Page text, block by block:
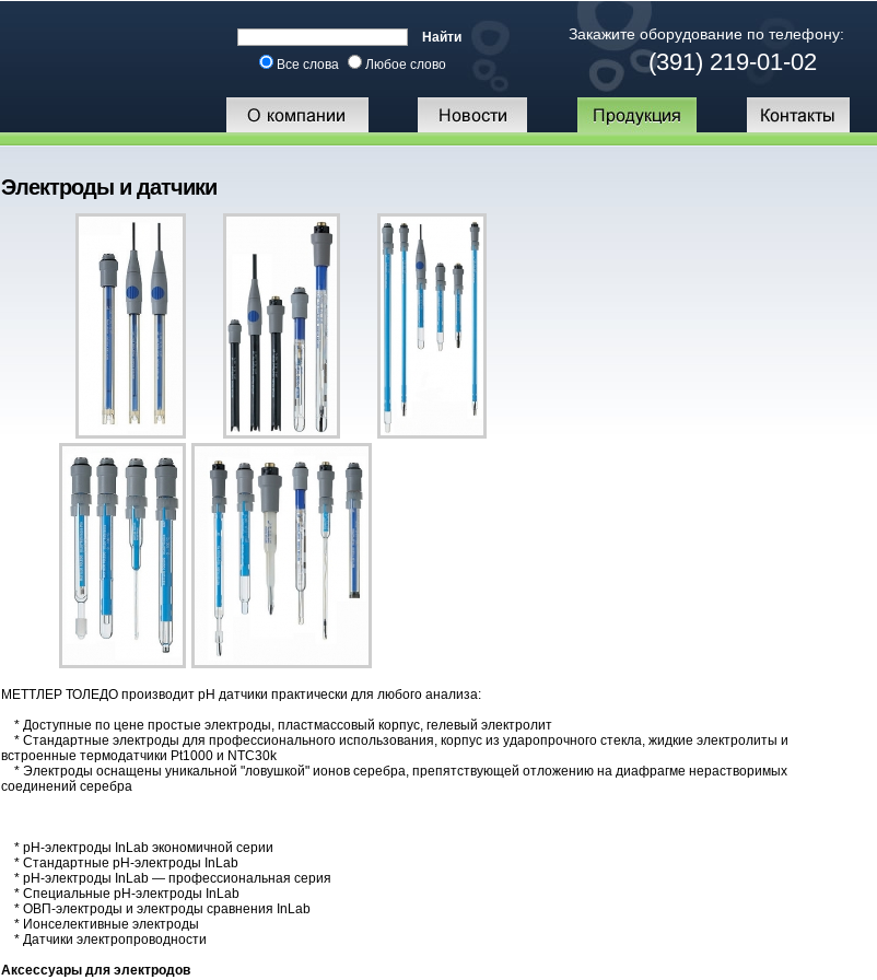
Все слова Любое слово
Закажите оборудование по телефону:
(391) 219-01-02
Электроды и датчики
МЕТТЛЕР ТОЛЕДО производит pH датчики практически для любого анализа:
* Доступные по цене простые электроды, пластмассовый корпус, гелевый электролит
* Стандартные электроды для профессионального использования, корпус из ударопрочного стекла, жидкие электролиты и
встроенные термодатчики Pt1000 и NTC30k
* Электроды оснащены уникальной "ловушкой" ионов серебра, препятствующей отложению на диафрагме нерастворимых
соединений серебра
* рН-электроды InLab экономичной серии
* Стандартные рН-электроды InLab
* рН-электроды InLab — профессиональная серия
* Специальные pH-электроды InLab
* ОВП-электроды и электроды сравнения InLab
* Ионселективные электроды
* Датчики электропроводности
Аксессуары для электродов